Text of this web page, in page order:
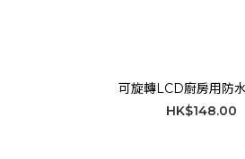
可旋轉LCD廚房用防
HK$148.00